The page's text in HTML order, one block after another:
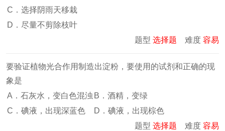
C．选择阴雨天移栽
D．尽量不剪除枝叶
题型 选择题 难度 容易
要验证植物光合作用制造出淀粉，要使用的试剂和正确的现
象是
A．石灰水，变白色混浊 B．酒精，变绿
C．碘液，出现深蓝色
D．碘液，出现棕色
题型 选择题 难度 容易